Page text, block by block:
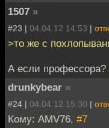
1507 »
#23 | 04.04.12 14:53 |
>то же с
А если профессора?
drunkybear »
#24 | 04.04.12 15:30 |
Кому: AMV76, #7